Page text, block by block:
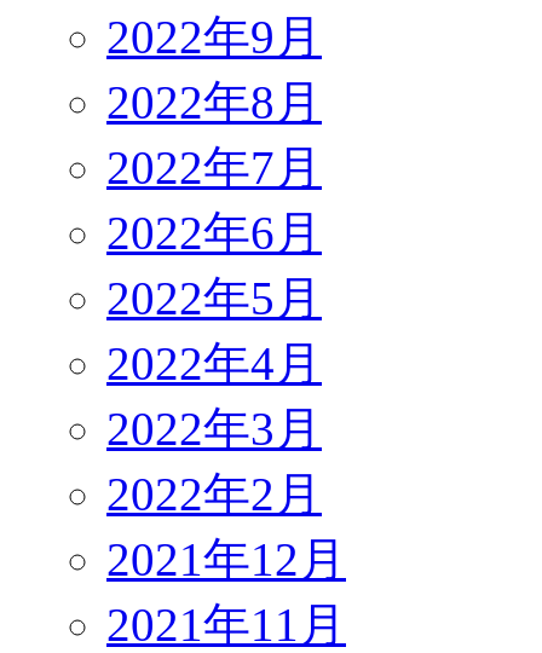
2022年9月
2022年8月
2022年7月
2022年6月
2022年5月
2022年4月
2022年3月
2022年2月
2021年12月
2021年11月